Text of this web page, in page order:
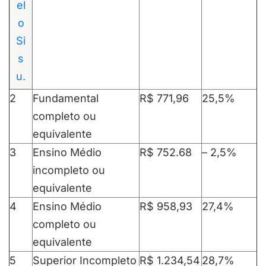
el
o
Si
s
u.
2
Fundamental
completo ou
equivalente
R$ 771,96 25,5%
3
Ensino Médio
incompleto ou
equivalente
R$ 752.68 – 2,5%
4
Ensino Médio
completo ou
equivalente
R$ 958,93 27,4%
5 Superior Incompleto R$ 1.234,54 28,7%